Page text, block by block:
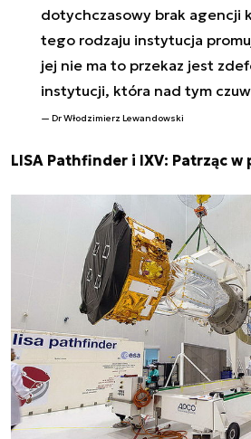
dotychczasowy brak agencji
tego rodzaju instytucja
jej nie ma to przekaz jest
instytucji, która nad tym
Dr Włodzimierz Lewandowski
LISA Pathfinder i IXV: Patrząc w